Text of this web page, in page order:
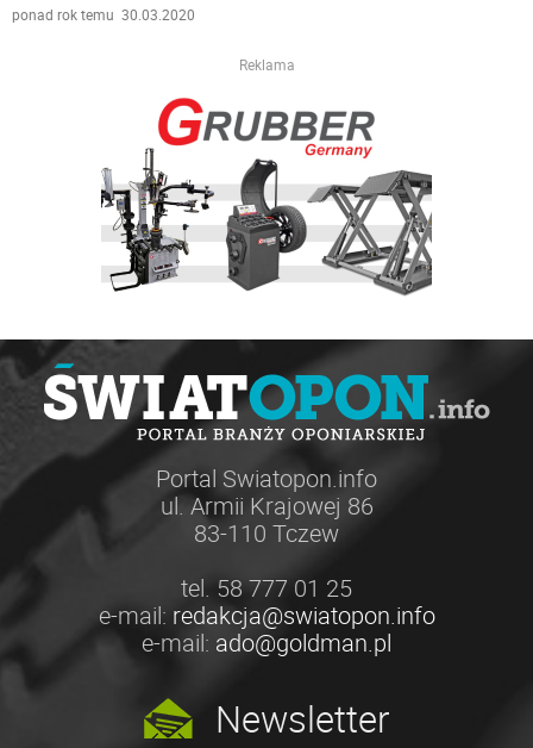
ponad rok temu 30.03.2020
Reklama
Portal Swiatopon.info
ul. Armii Krajowej 86
83-110 Tczew
tel. 58 777 01 25
e-mail: redakcja@swiatopon.info
e-mail: ado@goldman.pl
Newsletter